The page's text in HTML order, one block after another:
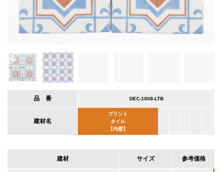
品 番 DEC-1008-LTB
建材名
プリント
タイル
【内壁】
建材 サイズ 参考価格